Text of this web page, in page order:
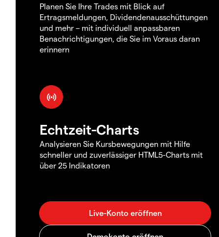
Planen Sie Ihre Trades mit Blick auf
Ertragsmeldungen, Dividendenausschüttungen
und mehr – mit individuell anpassbaren
Benachrichtigungen, die Sie im Voraus daran
erinnern
Echtzeit-Charts
Analysieren Sie Kursbewegungen mit Hilfe
schneller und zuverlässiger HTML5-Charts mit
über 25 Indikatoren